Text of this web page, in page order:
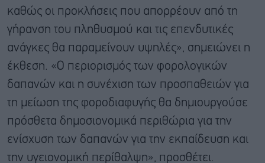
καθώς οι προκλήσεις που απορρέουν από τη
γήρανση του πληθυσμού και τις επενδυτικές
ανάγκες θα παραμείνουν υψηλές», σημειώνει η
έκθεση. «Ο περιορισμός των φορολογικών
δαπανών και η συνέχιση των προσπαθειών για
τη μείωση της φοροδιαφυγής θα δημιουργούσε
πρόσθετα δημοσιονομικά περιθώρια για την
ενίσχυση των δαπανών για την εκπαίδευση και
την υγειονομική περίθαλψη», προσθέτει.